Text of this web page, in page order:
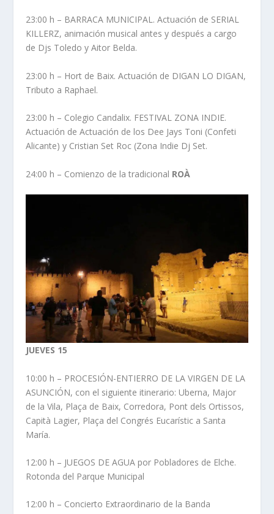
23:00 h – BARRACA MUNICIPAL. Actuación de SERIAL
KILLERZ, animación musical antes y después a cargo
de Djs Toledo y Aitor Belda.
23:00 h – Hort de Baix. Actuación de DIGAN LO DIGAN,
Tributo a Raphael.
23:00 h – Colegio Candalix. FESTIVAL ZONA INDIE.
Actuación de Actuación de los Dee Jays Toni (Confeti
Alicante) y Cristian Set Roc (Zona Indie Dj Set.
24:00 h – Comienzo de la tradicional ROÀ
JUEVES 15
10:00 h – PROCESIÓN-ENTIERRO DE LA VIRGEN DE LA
ASUNCIÓN, con el siguiente itinerario: Uberna, Major
de la Vila, Plaça de Baix, Corredora, Pont dels Ortissos,
Capità Lagier, Plaça del Congrés Eucarístic a Santa
María.
12:00 h – JUEGOS DE AGUA por Pobladores de Elche.
Rotonda del Parque Municipal
12:00 h – Concierto Extraordinario de la Banda